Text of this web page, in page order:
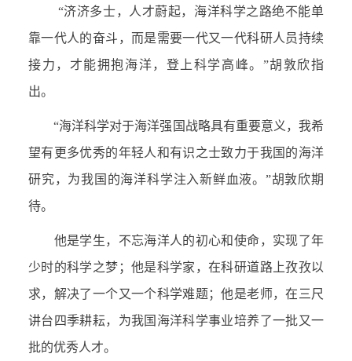
“济济多士，人才蔚起，海洋科学之路绝不能单
靠一代人的奋斗，而是需要一代又一代科研人员持续
接力，才能拥抱海洋，登上科学高峰。”胡敦欣指
出。
“海洋科学对于海洋强国战略具有重要意义，我希
望有更多优秀的年轻人和有识之士致力于我国的海洋
研究，为我国的海洋科学注入新鲜血液。”胡敦欣期
待。
他是学生，不忘海洋人的初心和使命，实现了年
少时的科学之梦；他是科学家，在科研道路上孜孜以
求，解决了一个又一个科学难题；他是老师，在三尺
讲台四季耕耘，为我国海洋科学事业培养了一批又一
批的优秀人才。